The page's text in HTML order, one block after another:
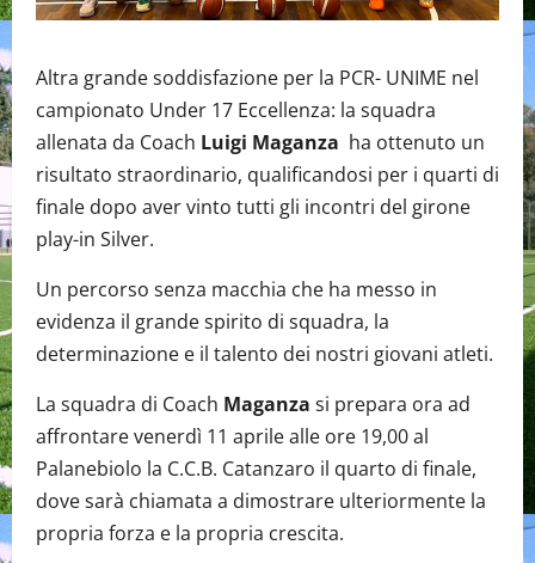
Altra grande soddisfazione per la PCR- UNIME nel
campionato Under 17 Eccellenza: la squadra
allenata da Coach Luigi Maganza ha ottenuto un
risultato straordinario, qualificandosi per i quarti di
finale dopo aver vinto tutti gli incontri del girone
play-in Silver.
Un percorso senza macchia che ha messo in
evidenza il grande spirito di squadra, la
determinazione e il talento dei nostri giovani atleti.
La squadra di Coach Maganza si prepara ora ad
affrontare venerdì 11 aprile alle ore 19,00 al
Palanebiolo la C.C.B. Catanzaro il quarto di finale,
dove sarà chiamata a dimostrare ulteriormente la
propria forza e la propria crescita.